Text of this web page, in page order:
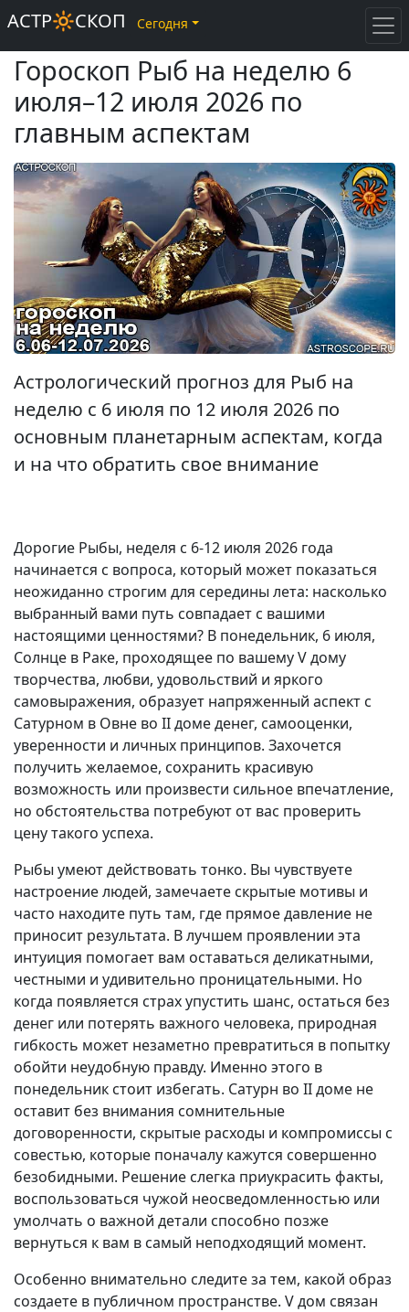
Гороскоп Рыб на неделю 6
июля–12 июля 2026 по
главным аспектам
Астрологический прогноз для Рыб на
неделю с 6 июля по 12 июля 2026 по
основным планетарным аспектам, когда
и на что обратить свое внимание
Дорогие Рыбы, неделя с 6-12 июля 2026 года
начинается с вопроса, который может показаться
неожиданно строгим для середины лета: насколько
выбранный вами путь совпадает с вашими
настоящими ценностями? В понедельник, 6 июля,
Солнце в Раке, проходящее по вашему V дому
творчества, любви, удовольствий и яркого
самовыражения, образует напряженный аспект с
Сатурном в Овне во II доме денег, самооценки,
уверенности и личных принципов. Захочется
получить желаемое, сохранить красивую
возможность или произвести сильное впечатление,
но обстоятельства потребуют от вас проверить
цену такого успеха.
Рыбы умеют действовать тонко. Вы чувствуете
настроение людей, замечаете скрытые мотивы и
часто находите путь там, где прямое давление не
приносит результата. В лучшем проявлении эта
интуиция помогает вам оставаться деликатными,
честными и удивительно проницательными. Но
когда появляется страх упустить шанс, остаться без
денег или потерять важного человека, природная
гибкость может незаметно превратиться в попытку
обойти неудобную правду. Именно этого в
понедельник стоит избегать. Сатурн во II доме не
оставит без внимания сомнительные
договоренности, скрытые расходы и компромиссы с
совестью, которые поначалу кажутся совершенно
безобидными. Решение слегка приукрасить факты,
воспользоваться чужой неосведомленностью или
умолчать о важной детали способно позже
вернуться к вам в самый неподходящий момент.
Особенно внимательно следите за тем, какой образ
создаете в публичном пространстве. V дом связан
АСТР🔆СКОП Сегодня